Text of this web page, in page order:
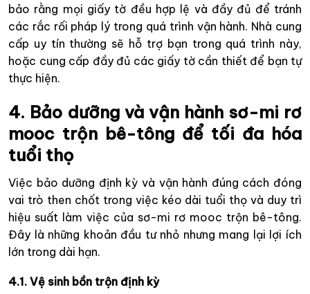
bảo rằng mọi giấy tờ đều hợp lệ và đầy đủ để tránh
các rắc rối pháp lý trong quá trình vận hành. Nhà cung
cấp uy tín thường sẽ hỗ trợ bạn trong quá trình này,
hoặc cung cấp đầy đủ các giấy tờ cần thiết để bạn tự
thực hiện.
4. Bảo dưỡng và vận hành sơ-mi rơ
mooc trộn bê-tông để tối đa hóa
tuổi thọ
Việc bảo dưỡng định kỳ và vận hành đúng cách đóng
vai trò then chốt trong việc kéo dài tuổi thọ và duy trì
hiệu suất làm việc của sơ-mi rơ mooc trộn bê-tông.
Đây là những khoản đầu tư nhỏ nhưng mang lại lợi ích
lớn trong dài hạn.
4.1. Vệ sinh bồn trộn định kỳ